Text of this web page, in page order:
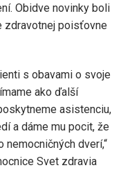
Obidve novinky boli
zdravotnej poisťovne
s obavami o svoje
ako ďalší
asistenciu,
a dáme mu pocit, že
dverí,“
Svet zdravia